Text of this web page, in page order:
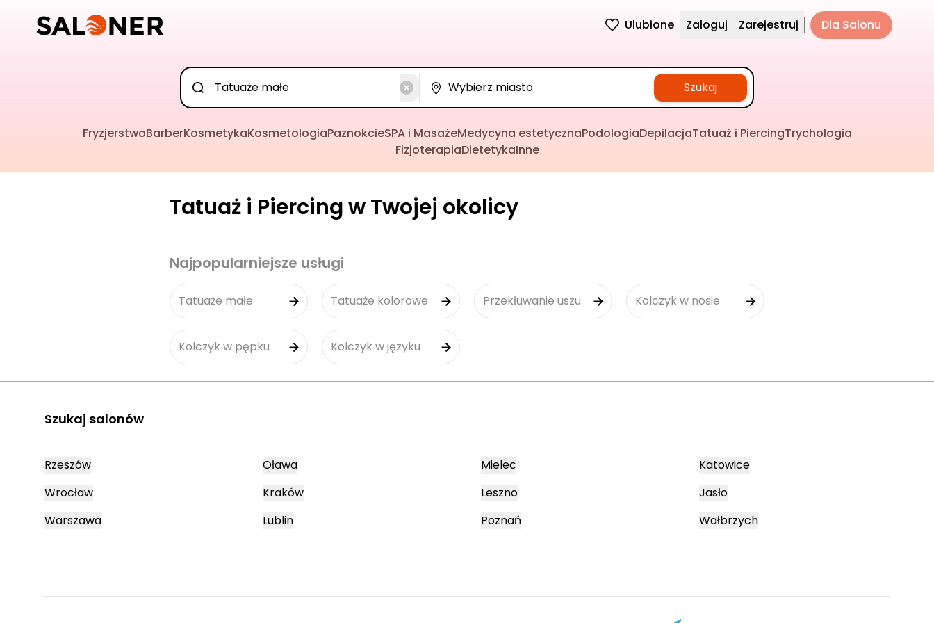
Ulubione Zaloguj Zarejestruj Dla Salonu
Szukaj
FryzjerstwoBarberKosmetykaKosmetologiaPaznokcieSPA i MasażeMedycyna estetycznaPodologiaDepilacjaTatuaż i PiercingTrychologia
FizjoterapiaDietetykaInne
Tatuaż i Piercing w Twojej okolicy
Najpopularniejsze usługi
Tatuaże małe Tatuaże kolorowe Przekłuwanie uszu Kolczyk w nosie
Kolczyk w pępku Kolczyk w języku
Szukaj salonów
Rzeszów
Wrocław
Warszawa
Oława
Kraków
Lublin
Mielec
Leszno
Poznań
Katowice
Jasło
Wałbrzych